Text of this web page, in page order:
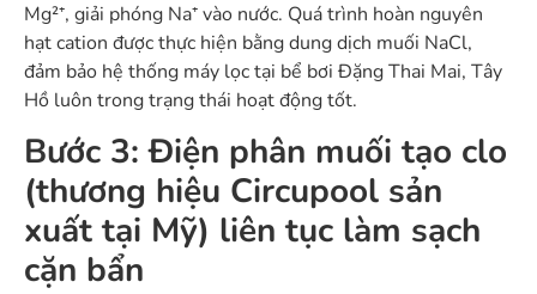
Mg²⁺, giải phóng Na⁺ vào nước. Quá trình hoàn nguyên
hạt cation được thực hiện bằng dung dịch muối NaCl,
đảm bảo hệ thống máy lọc tại bể bơi Đặng Thai Mai, Tây
Hồ luôn trong trạng thái hoạt động tốt.
Bước 3: Điện phân muối tạo clo
(thương hiệu Circupool sản
xuất tại Mỹ) liên tục làm sạch
cặn bẩn